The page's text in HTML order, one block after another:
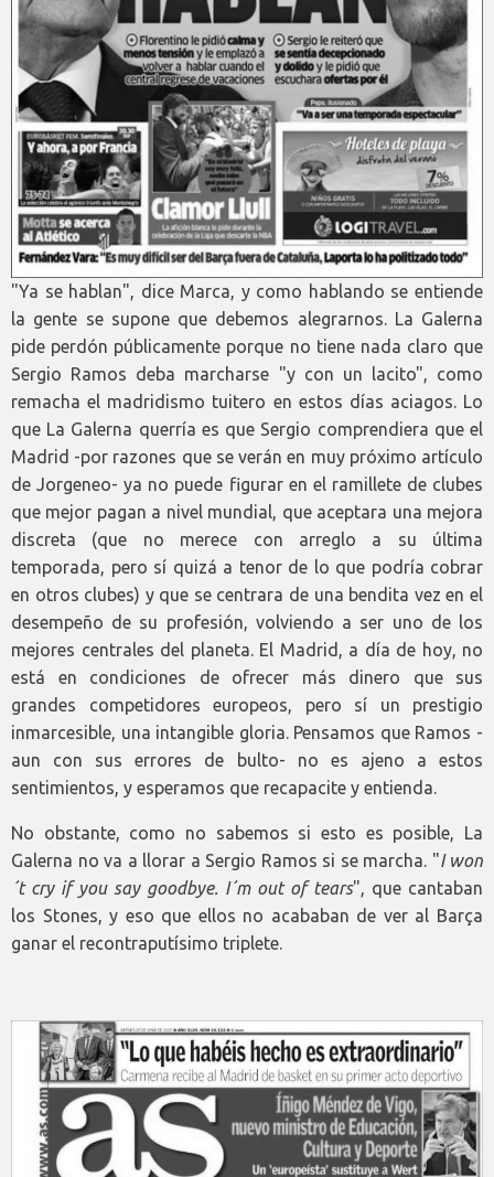
"Ya se hablan", dice Marca, y como hablando se entiende
la gente se supone que debemos alegrarnos. La Galerna
pide perdón públicamente porque no tiene nada claro que
Sergio Ramos deba marcharse "y con un lacito", como
remacha el madridismo tuitero en estos días aciagos. Lo
que La Galerna querría es que Sergio comprendiera que el
Madrid -por razones que se verán en muy próximo artículo
de Jorgeneo- ya no puede figurar en el ramillete de clubes
que mejor pagan a nivel mundial, que aceptara una mejora
discreta (que no merece con arreglo a su última
temporada, pero sí quizá a tenor de lo que podría cobrar
en otros clubes) y que se centrara de una bendita vez en el
desempeño de su profesión, volviendo a ser uno de los
mejores centrales del planeta. El Madrid, a día de hoy, no
está en condiciones de ofrecer más dinero que sus
grandes competidores europeos, pero sí un prestigio
inmarcesible, una intangible gloria. Pensamos que Ramos -
aun con sus errores de bulto- no es ajeno a estos
sentimientos, y esperamos que recapacite y entienda.
No obstante, como no sabemos si esto es posible, La
Galerna no va a llorar a Sergio Ramos si se marcha. "I won
´t cry if you say goodbye. I´m out of tears", que cantaban
los Stones, y eso que ellos no acababan de ver al Barça
ganar el recontraputísimo triplete.